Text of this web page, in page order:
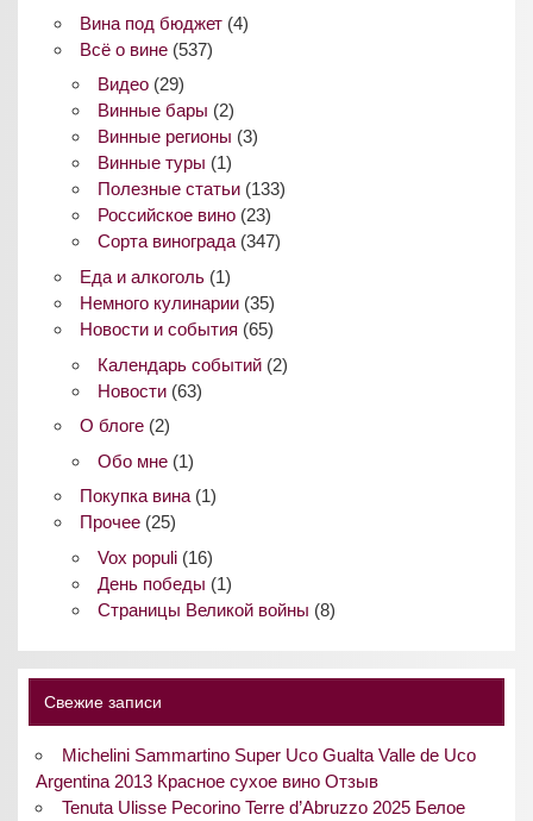
Вина под бюджет(4)
Всё о вине(537)
Видео(29)
Винные бары (2)
Винные регионы (3)
Винные туры (1)
Полезные статьи(133)
Российское вино(23)
Сорта винограда(347)
Еда и алкоголь(1)
Немного кулинарии(35)
Новости и события (65)
Календарь событий(2)
Новости(63)
О блоге(2)
Обо мне(1)
Покупка вина(1)
Прочее(25)
Vox populi(16)
День победы (1)
Страницы Великой войны (8)
Свежие записи
Michelini Sammartino Super Uco Gualta Valle de Uco
Argentina 2013 Красное сухое вино Отзыв
Tenuta Ulisse Pecorino Terre d’Abruzzo 2025 Белое